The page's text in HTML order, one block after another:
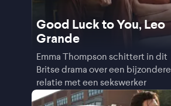
Good Luck to You, Leo
Grande
Emma Thompson schittert in dit
Britse drama over een bijzondere
relatie met een sekswerker